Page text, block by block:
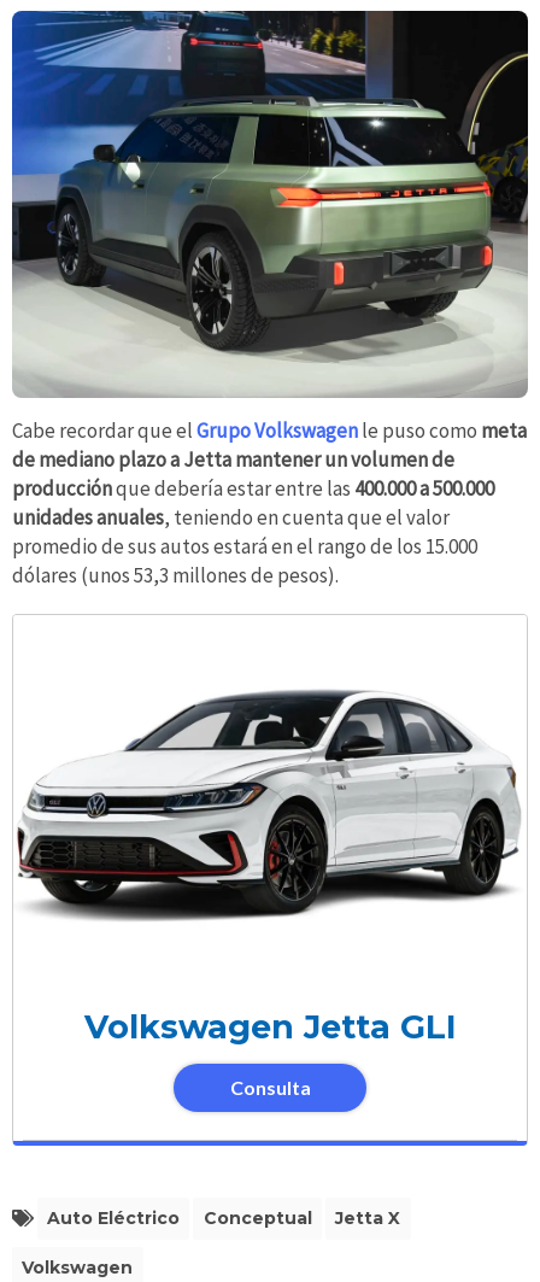
Cabe recordar que elGrupo Volkswagenle puso como meta
de mediano plazo a Jetta mantener un volumen de
producciónque debería estar entre las 400.000 a 500.000
unidades anuales, teniendo en cuenta que el valor
promedio de sus autos estará en el rango de los 15.000
dólares (unos 53,3 millones de pesos).
Volkswagen Jetta GLI
Consulta
Auto Eléctrico Conceptual Jetta X
Volkswagen